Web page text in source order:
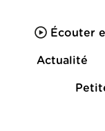
Écouter
Actualité